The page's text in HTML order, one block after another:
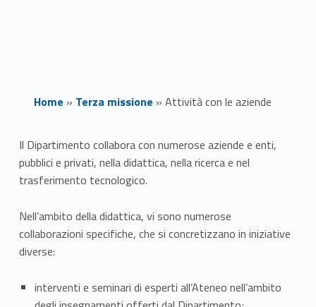
Home » Terza missione » Attività con le aziende
A
t
t
i
v
i
Il Dipartimento collabora con numerose aziende e enti,
pubblici e privati, nella didattica, nella ricerca e nel
trasferimento tecnologico.
Nell’ambito della didattica, vi sono numerose
collaborazioni specifiche, che si concretizzano in iniziative
diverse:
interventi e seminari di esperti all’Ateneo nell’ambito